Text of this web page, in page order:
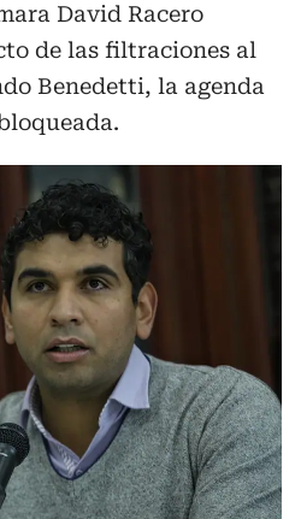
David Racero
de las filtraciones al
Benedetti, la agenda